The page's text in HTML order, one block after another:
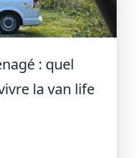
: quel
la van life